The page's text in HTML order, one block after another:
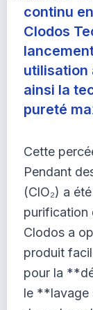
continu
Clodos
utilisation
ainsi la
pureté
Cette
Pendant
(ClO₂) a
purification
Clodos a
produit
pour la
le **lavage